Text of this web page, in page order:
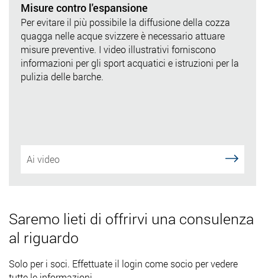
Misure contro l'espansione
Per evitare il più possibile la diffusione della cozza
quagga nelle acque svizzere è necessario attuare
misure preventive. I video illustrativi forniscono
informazioni per gli sport acquatici e istruzioni per la
pulizia delle barche.
Ai video
Saremo lieti di offrirvi una consulenza
al riguardo
Solo per i soci. Effettuate il login come socio per vedere